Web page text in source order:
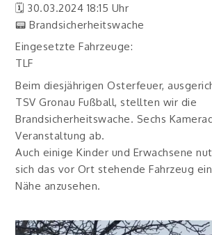
🗓 30.03.2024 18:15 Uhr
📟 Brandsicherheitswache
Eingesetzte Fahrzeuge:
TLF
Beim diesjährigen Osterfeuer,
TSV Gronau Fußball, stellten wir die
Brandsicherheitswache. Sechs
Veranstaltung ab.
Auch einige Kinder und Erwachsene
sich das vor Ort stehende Fahrzeug
Nähe anzusehen.